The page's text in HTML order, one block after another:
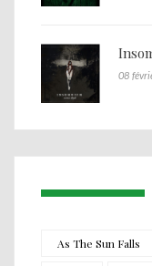
08
As The Sun Falls